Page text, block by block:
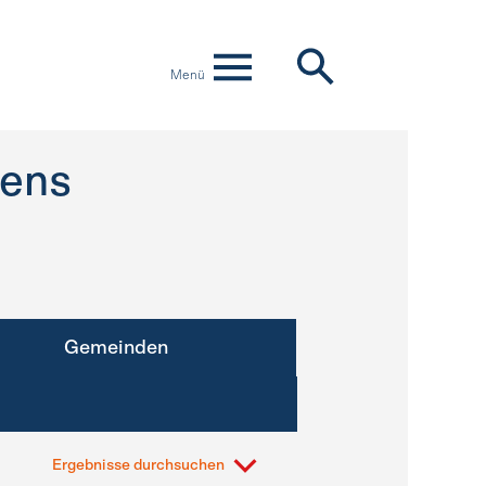
Menü
Gemeinden
Ergebnisse durchsuchen